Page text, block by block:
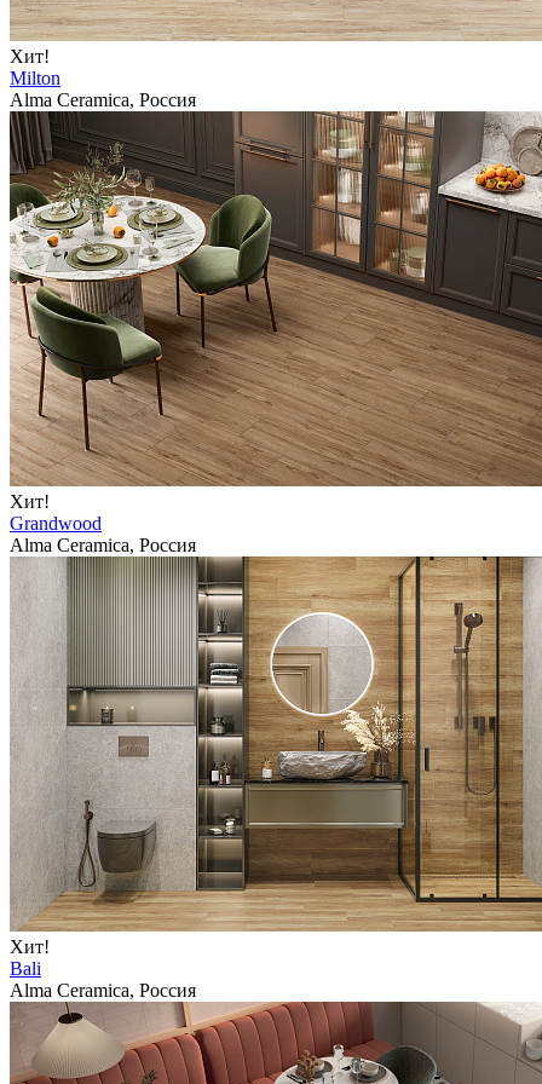
Хит!
Milton
Alma Ceramica, Россия
Хит!
Grandwood
Alma Ceramica, Россия
Хит!
Bali
Alma Ceramica, Россия